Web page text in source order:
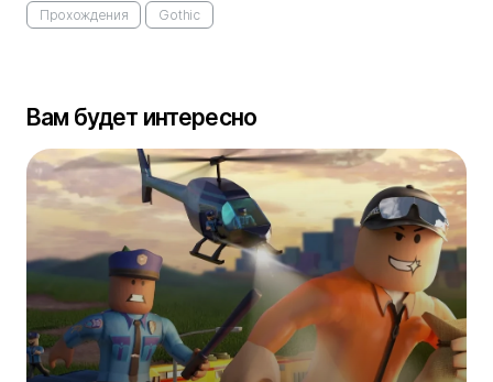
Прохождения Gothic
Вам будет интересно